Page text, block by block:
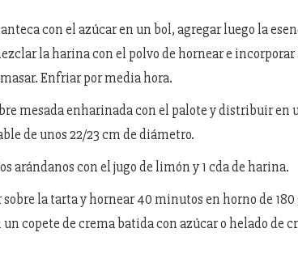
con el azúcar en un bol, agregar luego la
la harina con el polvo de hornear e
Enfriar por media hora.
mesada enharinada con el palote y distribuir en
de unos 22/23 cm de diámetro.
arándanos con el jugo de limón y 1 cda de harina.
la tarta y hornear 40 minutos en horno de
copete de crema batida con azúcar o helado de